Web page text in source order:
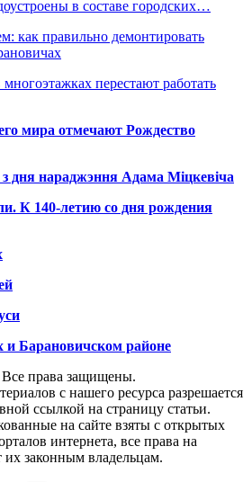
в составе городских…
как правильно демонтировать
перестают работать
мира отмечают Рождество
дня нараджэння Адама Міцкевіча
К 140-летию со дня рождения
и Барановичском районе
права защищены.
с нашего ресурса разрешается
ссылкой на страницу статьи.
на сайте взяты с открытых
интернета, все права на
их законным владельцам.